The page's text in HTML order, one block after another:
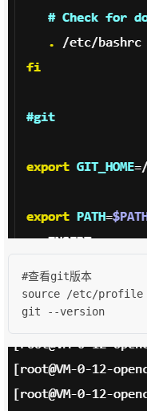
#查看git版本
source /etc/profile
git --version